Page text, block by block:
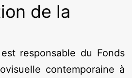
de la
responsable du Fonds
contemporaine à